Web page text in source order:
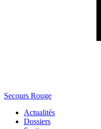
Secours Rouge
Actualités
Dossiers